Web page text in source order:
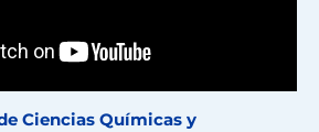
Ciencias Químicas y